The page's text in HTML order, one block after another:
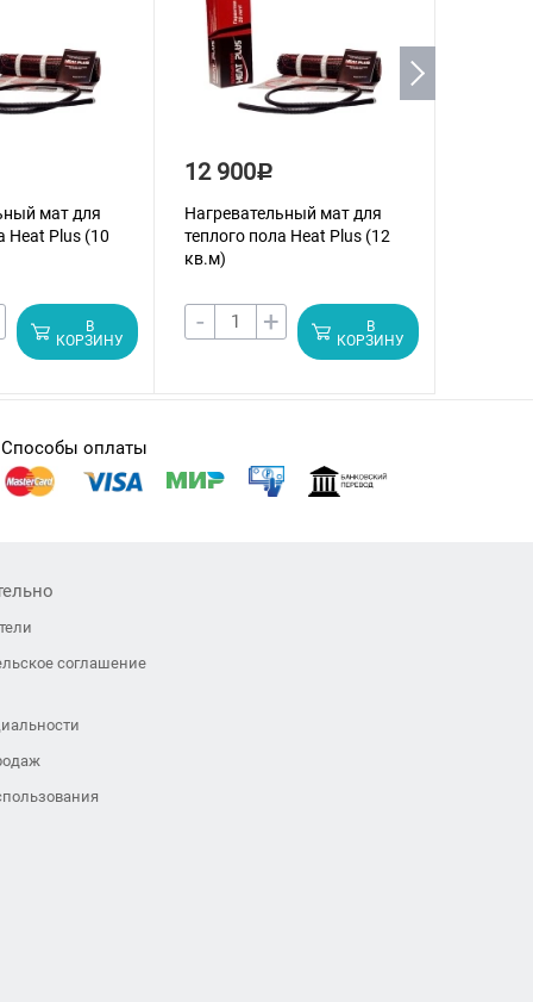
мат для
Heat Plus (10
В
КОРЗИНУ
12 900Р
Нагревательный мат для
теплого пола Heat Plus (12
кв.м)
- +
В
КОРЗИНУ
Способы оплаты
соглашение